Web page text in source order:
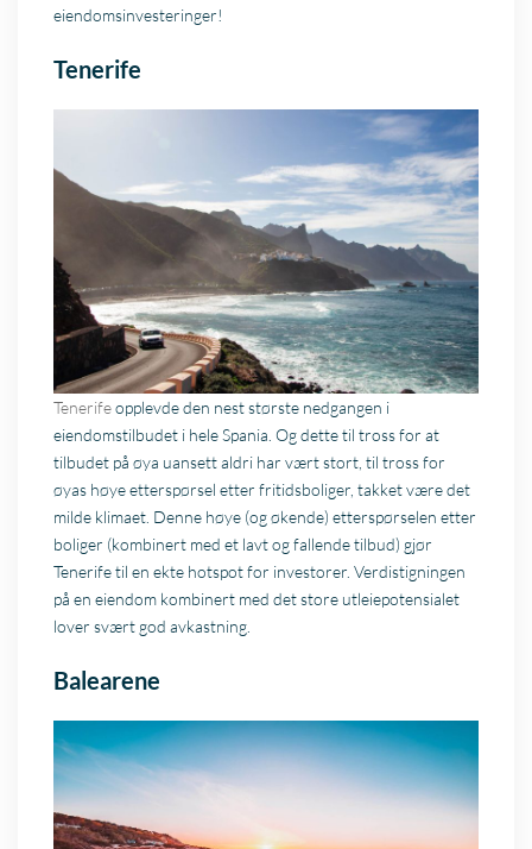
eiendomsinvesteringer!
Tenerife
Tenerifeopplevde den nest største nedgangen i
eiendomstilbudet i hele Spania. Og dette til tross for at
tilbudet på øya uansett aldri har vært stort, til tross for
øyas høye etterspørsel etter fritidsboliger, takket være det
milde klimaet. Denne høye (og økende) etterspørselen etter
boliger (kombinert med et lavt og fallende tilbud) gjør
Tenerife til en ekte hotspot for investorer. Verdistigningen
på en eiendom kombinert med det store utleiepotensialet
lover svært god avkastning.
Balearene